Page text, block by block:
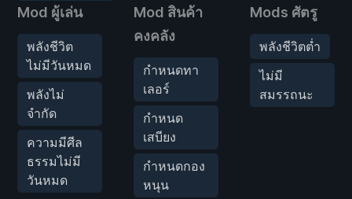
Mod ผู้เล่น
พลังชีวิต
ไม่มีวันหมด
พลังไม่
จำกัด
ความมีศีล
ธรรมไม่มี
วันหมด
Mod สินค้า
คงคลัง
กำหนดทา
เลอร์
กำหนด
เสบียง
กำหนดกอง
หนุน
Mods ศัตรู
พลังชีวิตต่ำ
ไม่มี
สมรรถนะ